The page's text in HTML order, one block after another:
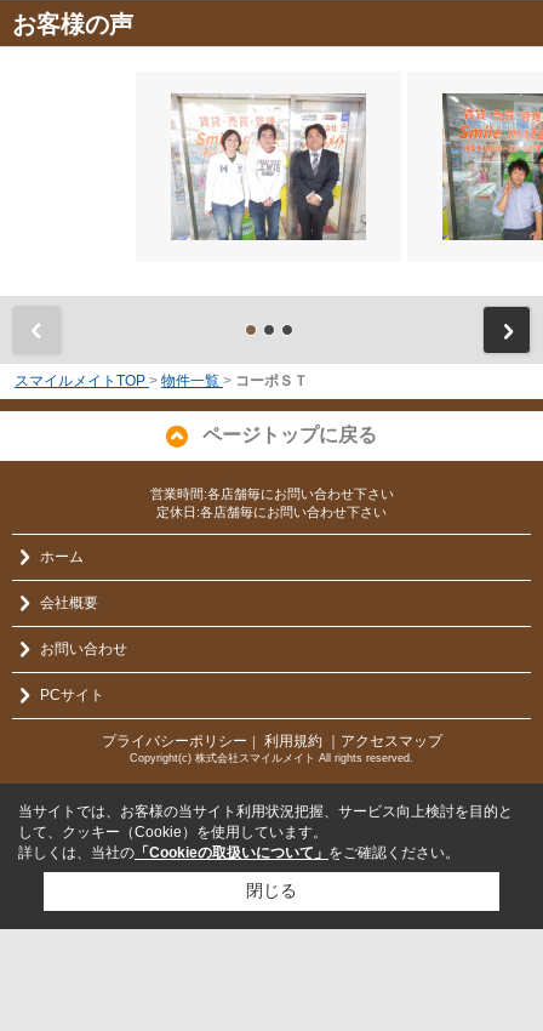
お客様の声
スマイルメイトTOP > 物件一覧 > コーポＳＴ
ページトップに戻る
営業時間:各店舗毎にお問い合わせ下さい
定休日:各店舗毎にお問い合わせ下さい
ホーム
会社概要
お問い合わせ
PCサイト
プライバシーポリシー 利用規約 ｜アクセスマップ
Copyright(c) 株式会社スマイルメイト All rights reserved.
当サイトでは、お客様の当サイト利用状況把握、サービス向上検討を目的と
して、クッキー（Cookie）を使用しています。
詳しくは、当社の 「Cookieの取扱いについて」 をご確認ください。
閉じる